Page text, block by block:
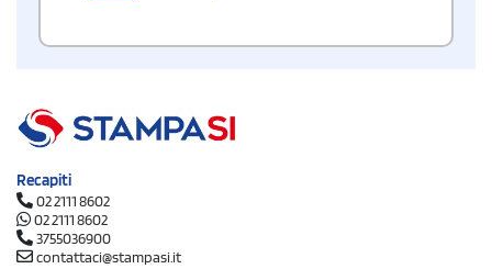
Recapiti
02 2111 8602
02 2111 8602
3755036900
contattaci@stampasi.it